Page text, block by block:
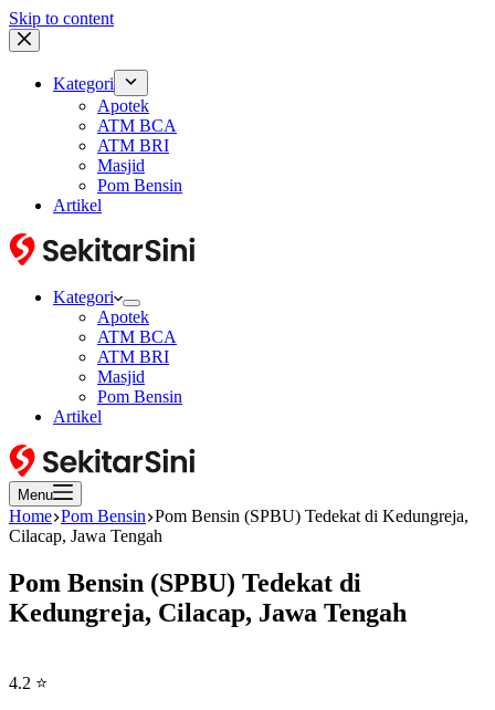
Skip to content
Kategori
Apotek
ATM BCA
ATM BRI
Masjid
Pom Bensin
Artikel
Kategori
Apotek
ATM BCA
ATM BRI
Masjid
Pom Bensin
Artikel
Menu
Home Pom Bensin Pom Bensin (SPBU) Tedekat di Kedungreja,
Cilacap, Jawa Tengah
Pom Bensin (SPBU) Tedekat di
Kedungreja, Cilacap, Jawa Tengah
4.2 ⭐